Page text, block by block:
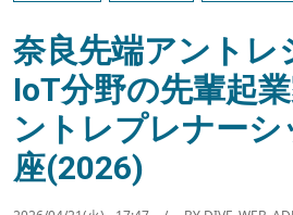
奈良先端アントレ
IoT分野の先輩起
ントレプレナーシ
座(2026)